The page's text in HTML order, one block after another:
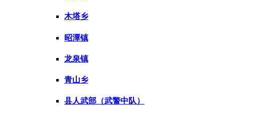
木塔乡
昭潭镇
龙泉镇
青山乡
县人武部（武警中队）